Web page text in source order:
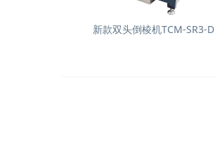
新款双头倒棱机TCM-SR3-D